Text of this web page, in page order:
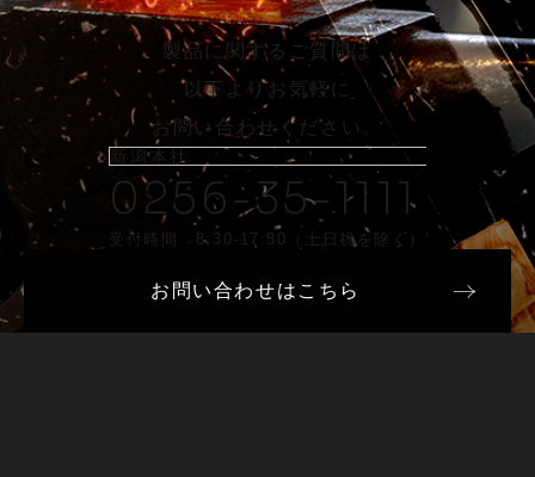
製品に関するご質問は
以下よりお気軽に
お問い合わせください。
新潟本社
0256-35-1111
受付時間 8:30-17:30（土日祝を除く）
お問い合わせはこちら